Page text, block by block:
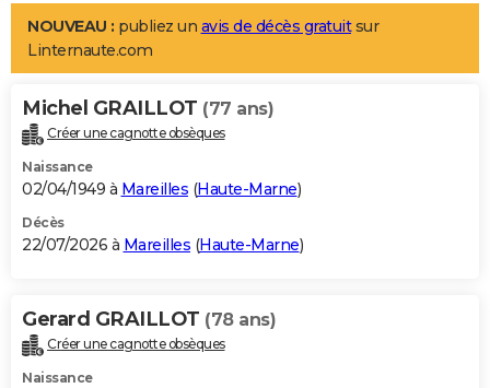
LIFESTYLE
Art de vivre
Bien-être
Loisirs
Mode
Modes de vie
Alimentation
Guide de la santé
Maladies
Médicaments
Sommeil
VOYAGE
Destinations
City break
Voyage nature
Voyage de noces
Forum
Climat
+PHOTO
GUIDES D'ACHAT
BONS PLANS
Carte de Noël
Carte Bonne année
Carte Saint-Valentin
Carte Pâques
Carte d'anniversaire
DICTIONNAIRE
Dictionnaire
Biographies
Citations
Expressions
Proverbes
PROGRAMME TV
NOUVEAU : publiez un avis de décès gratuitsur
Linternaute.com
Michel GRAILLOT (77 ans)
Créer une cagnotte obsèques
Naissance
02/04/1949 à Mareilles (Haute-Marne)
Décès
22/07/2026 à Mareilles (Haute-Marne)
Gerard GRAILLOT (78 ans)
Créer une cagnotte obsèques
Naissance